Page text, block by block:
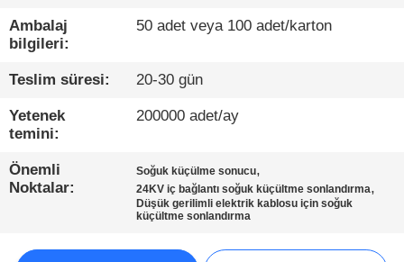
BIZE
HABERLER
DURUMLAR
Ambalaj
bilgileri:
50 adet veya 100 adet/karton
Teslim süresi: 20-30 gün
Yetenek
temini:
200000 adet/ay
Önemli
Noktalar:
Soğuk küçülme sonucu,
24KV iç bağlantı soğuk küçültme sonlandırma,
Düşük gerilimli elektrik kablosu için soğuk
küçültme sonlandırma